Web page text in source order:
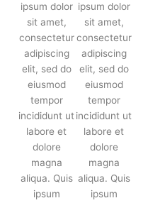
ipsum dolor
sit amet,
consectetur
adipiscing
elit, sed do
eiusmod
tempor
incididunt ut
labore et
dolore
magna
aliqua. Quis
ipsum
ipsum dolor
sit amet,
consectetur
adipiscing
elit, sed do
eiusmod
tempor
incididunt ut
labore et
dolore
magna
aliqua. Quis
ipsum